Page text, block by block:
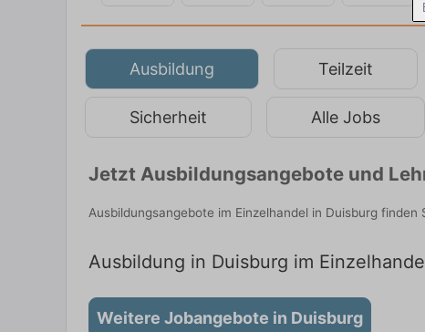
Ausbildung Teilzeit
Sicherheit Alle Jobs
Jetzt Ausbildungsangebote und
Ausbildungsangebote im Einzelhandel in Duisburg
Ausbildung in Duisburg im
Weitere Jobangebote in Duisburg